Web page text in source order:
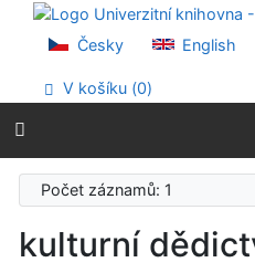
Přejít na obsah
Přejít na menu
Prohlášení o webové
Česky English
V košíku (0)
Počet záznamů: 1
kulturní